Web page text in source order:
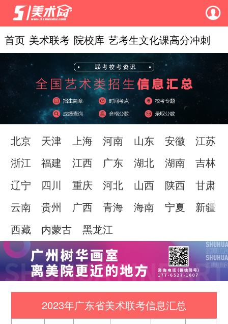
首页 美术联考 院校库 艺考生文化课高分冲刺
北京 天津 上海 河南 山东 安徽
江苏
浙江
福建 江西 广东 湖北 湖南
吉林
辽宁
四川 重庆 河北 山西 陕西
甘肃
云南
贵州 广西 青海 海南 宁夏
新疆
西藏
内蒙古 黑龙江
2023年广东省美术联考信息汇总